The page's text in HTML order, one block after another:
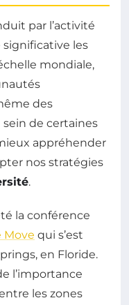
par l’activité
les
mondiale,
des
de certaines
appréhender
nos stratégies
.
la conférence
Move qui s’est
en Floride.
l’importance
les zones